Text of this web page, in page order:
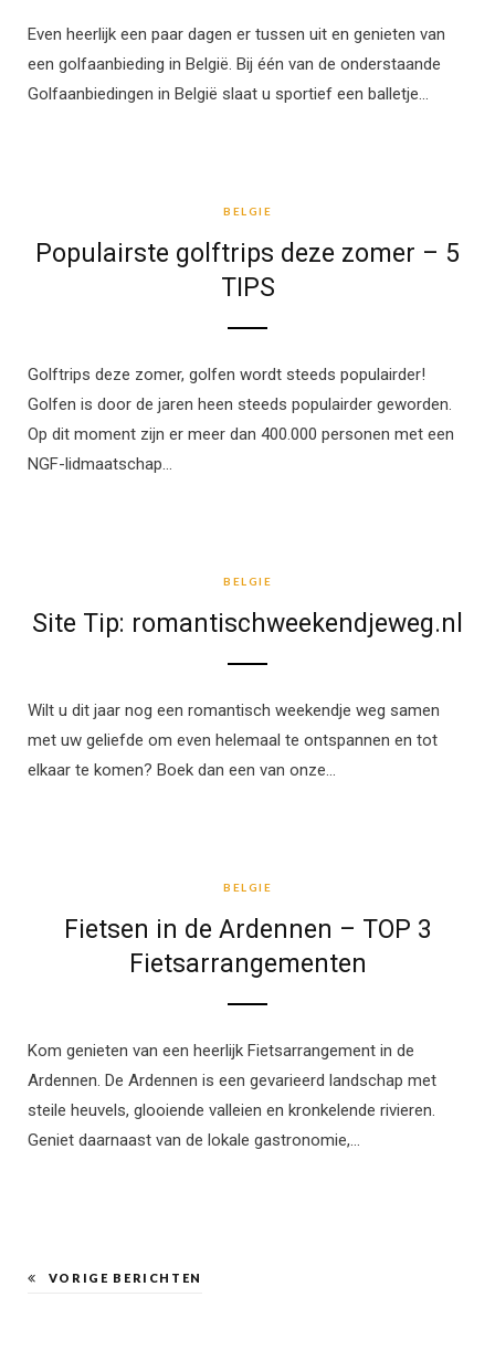
Even heerlijk een paar dagen er tussen uit en genieten van
een golfaanbieding in België. Bij één van de onderstaande
Golfaanbiedingen in België slaat u sportief een balletje…
BELGIE
Populairste golftrips deze zomer – 5
TIPS
Golftrips deze zomer, golfen wordt steeds populairder!
Golfen is door de jaren heen steeds populairder geworden.
Op dit moment zijn er meer dan 400.000 personen met een
NGF-lidmaatschap…
BELGIE
Site Tip: romantischweekendjeweg.nl
Wilt u dit jaar nog een romantisch weekendje weg samen
met uw geliefde om even helemaal te ontspannen en tot
elkaar te komen? Boek dan een van onze…
BELGIE
Fietsen in de Ardennen – TOP 3
Fietsarrangementen
Kom genieten van een heerlijk Fietsarrangement in de
Ardennen. De Ardennen is een gevarieerd landschap met
steile heuvels, glooiende valleien en kronkelende rivieren.
Geniet daarnaast van de lokale gastronomie,…
VORIGE BERICHTEN